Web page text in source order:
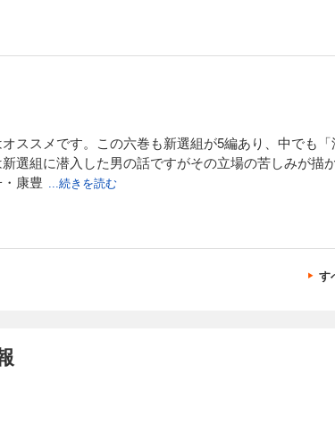
ススメです。この六巻も新選組が5編あり、中でも
組に潜入した男の話ですがその立場の苦しみが描
康豊
...続きを読む
す